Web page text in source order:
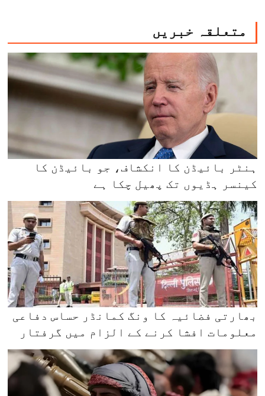
متعلقہ خبریں
ہنٹر بائیڈن کا انکشاف، جو بائیڈن کا
کینسر ہڈیوں تک پھیل چکا ہے
بھارتی فضائیہ کا ونگ کمانڈر حساس دفاعی
معلومات افشا کرنے کے الزام میں گرفتار